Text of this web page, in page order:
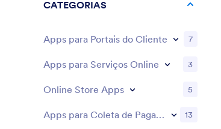
CATEGORIAS
Apps para Portais do Cliente 7
Apps para Serviços Online 3
Online Store Apps 5
Apps para Coleta de Pagamentos 13